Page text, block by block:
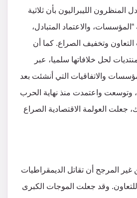
الليبراليون بأن ثلاثية
والاعتماد المتبادل،
وتخفيف الصراع. كما أن
لحل خلافاتها سلميا، عبر
والاتفاقيات التي أنشئت بعد
وتوسعت واعتمدت منذ نهاية الحرب
جعلت العولمة الاقتصادية الصراع
غير المرجح أن تقاتل الديمقراطيات
وقد جعلت الموجات الكبرى